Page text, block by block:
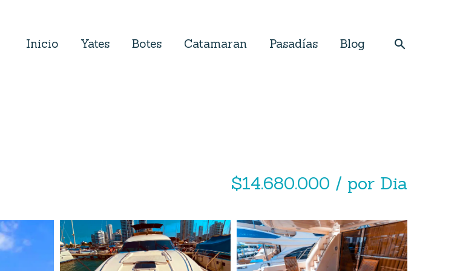
Inicio Yates Botes Catamaran Pasadías Blog
$14.680.000 / por Dia